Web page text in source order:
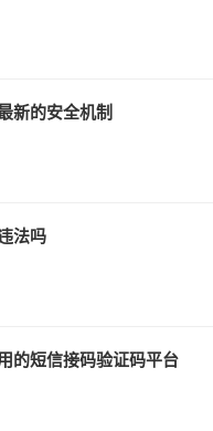
新的安全机制
法吗
的短信接码验证码平台